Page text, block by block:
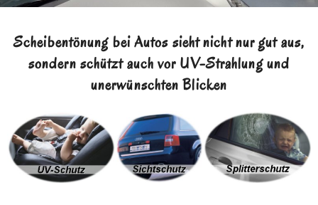
Scheibentönung bei Autos sieht nicht nur gut aus,
sondern schützt auch vor UV-Strahlung und
unerwünschten Blicken